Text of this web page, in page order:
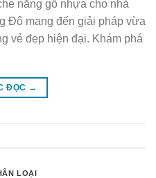
nắng gỗ nhựa cho nhà
Đô mang đến giải pháp vừa
vẻ đẹp hiện đại. Khám phá
ĐỌC →
LOẠI